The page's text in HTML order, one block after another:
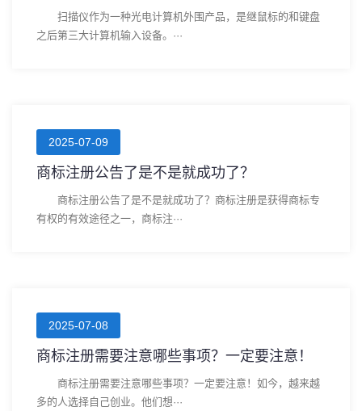
扫描仪作为一种光电计算机外围产品，是继鼠标的和键盘
之后第三大计算机输入设备。···
2025-07-09
商标注册公告了是不是就成功了？
商标注册公告了是不是就成功了？商标注册是获得商标专
有权的有效途径之一，商标注···
2025-07-08
商标注册需要注意哪些事项？一定要注意！
商标注册需要注意哪些事项？一定要注意！如今，越来越
多的人选择自己创业。他们想···